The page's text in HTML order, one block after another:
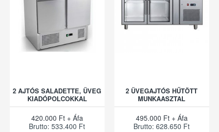
2 AJTÓS SALADETTE, ÜVEG
KIADÓPOLCOKKAL
420.000 Ft + Áfa
Brutto: 533.400 Ft
2 ÜVEGAJTÓS HŰTÖTT
MUNKAASZTAL
495.000 Ft + Áfa
Brutto: 628.650 Ft